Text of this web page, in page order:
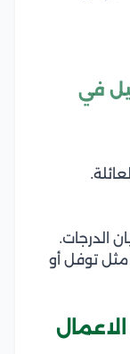
في
الدرجات.
مثل توفل أو